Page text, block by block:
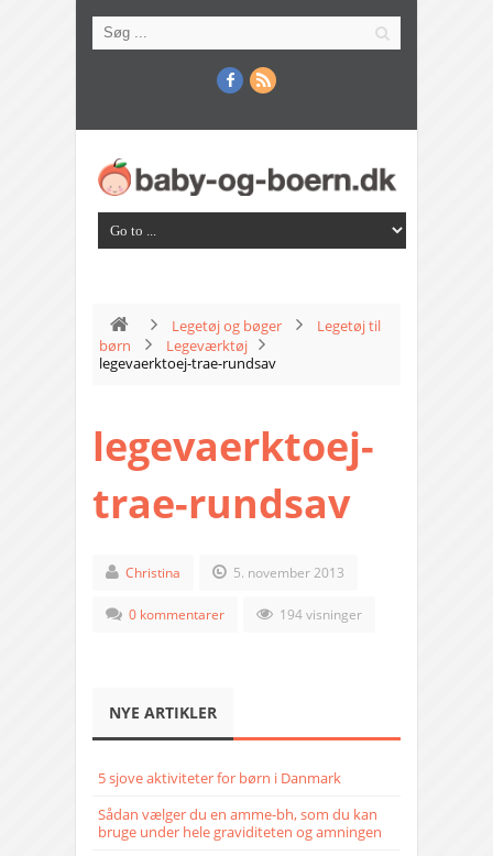
Legetøj og bøger
Legetøj til
børn
Legeværktøj
legevaerktoej-trae-rundsav
legevaerktoej-
trae-rundsav
Christina 5. november 2013
0 kommentarer 194 visninger
NYE ARTIKLER
5 sjove aktiviteter for børn i Danmark
Sådan vælger du en amme-bh, som du kan
bruge under hele graviditeten og amningen